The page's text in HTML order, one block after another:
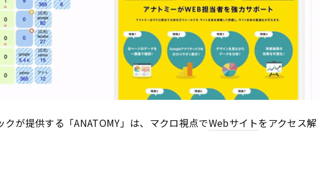
が提供する「ANATOMY」は、マクロ視点でWebサイトをアクセス解